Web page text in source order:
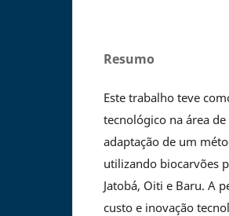
Resumo
Este trabalho teve
tecnológico na área
adaptação de um
utilizando biocarvões
Jatobá, Oiti e Baru. A
custo e inovação